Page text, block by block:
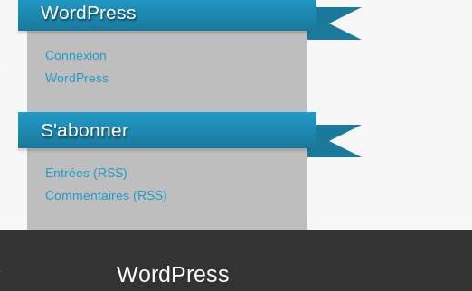
WordPress
Connexion
WordPress
S'abonner
Entrées (RSS)
Commentaires (RSS)
WordPress